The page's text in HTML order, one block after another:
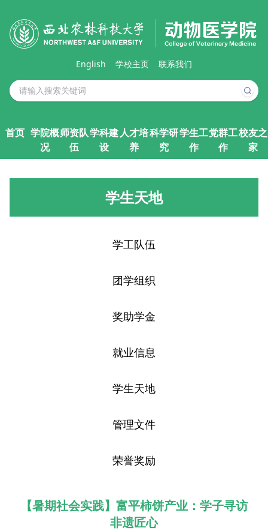
English 学校主页 联系我们
首页 学院概
况
师资队
伍
学科建
设
人才培
养
科学研
究
学生工
作
党群工
作
校友之
家
学生天地
学工队伍
团学组织
奖助学金
就业信息
学生天地
管理文件
荣誉奖励
【暑期社会实践】富平柿饼产业：学子寻访
非遗匠心